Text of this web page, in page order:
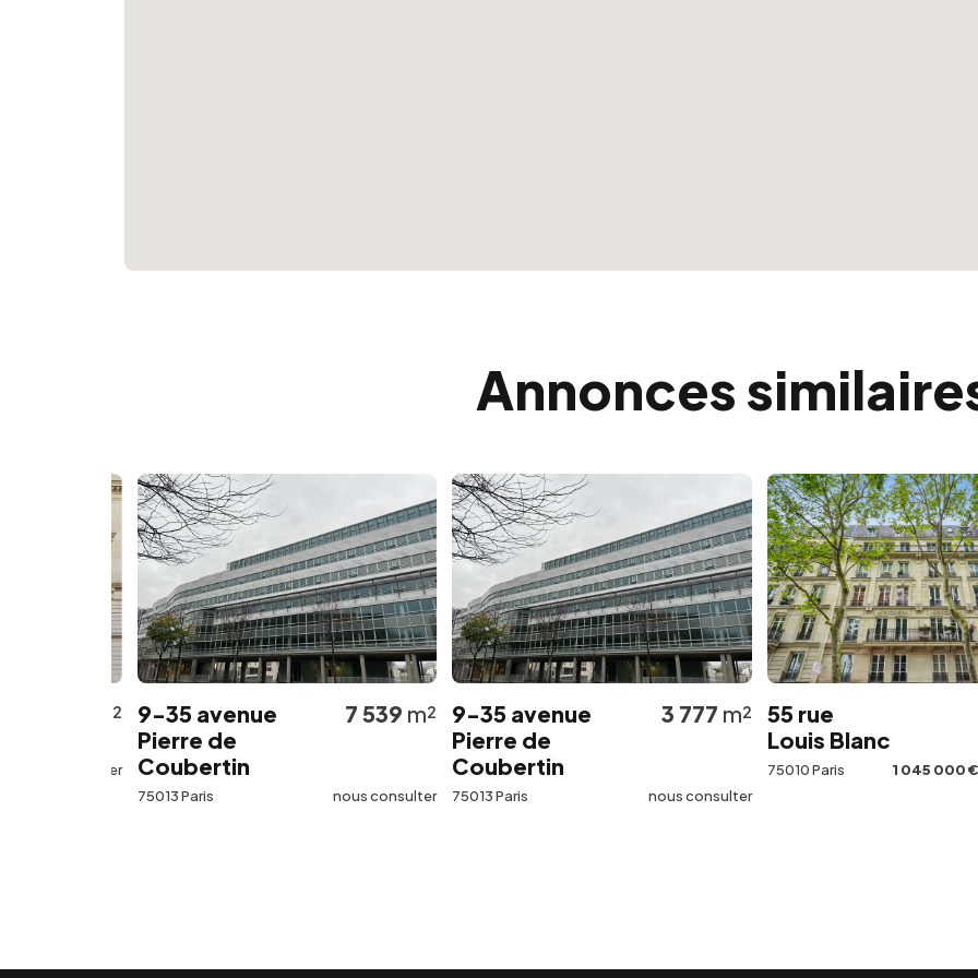
Annonces
9-35 avenue
Pierre de
Coubertin
75013 Paris
7 539 m²
nous consulter
9-35 avenue
Pierre de
Coubertin
75013 Paris
3 777 m²
nous consulter
55 rue
Louis Blanc
75010 Paris 1 045 000 € Net